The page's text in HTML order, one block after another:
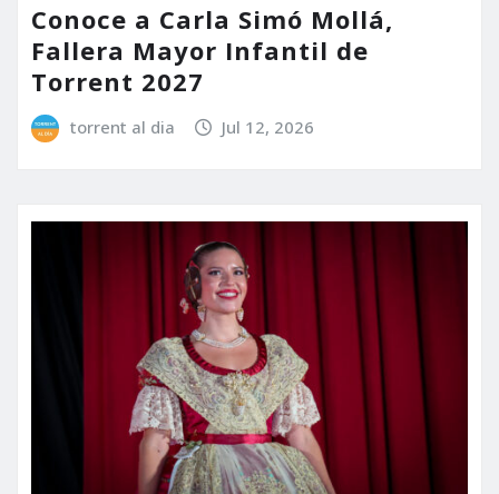
Conoce a Carla Simó Mollá,
Fallera Mayor Infantil de
Torrent 2027
torrent al dia Jul 12, 2026